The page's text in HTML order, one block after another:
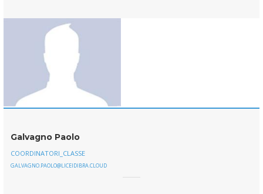
Galvagno Paolo
COORDINATORI_CLASSE
GALVAGNO.PAOLO@LICEIDIBRA.CLOUD